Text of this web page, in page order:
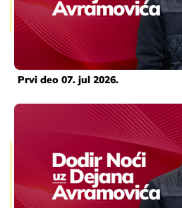
Prvi deo 07. jul 2026.